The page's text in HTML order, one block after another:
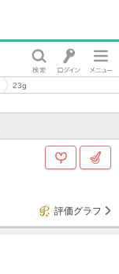
23g
評価グラフ